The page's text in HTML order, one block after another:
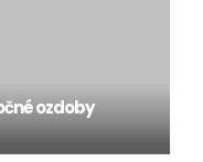
ozdoby